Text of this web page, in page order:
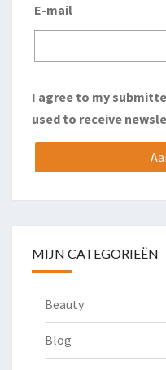
E-mail
I agree to my
used to receive
MIJN CATEGORIEËN
Beauty
Blog